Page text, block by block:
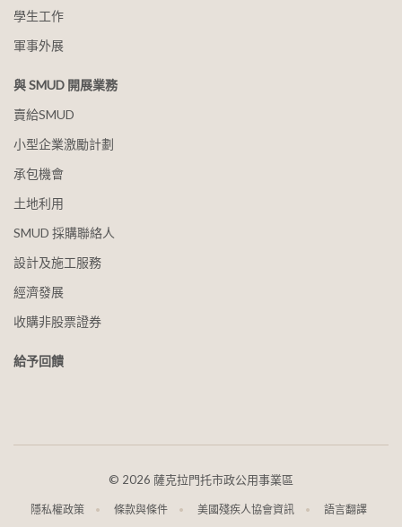
學生工作
軍事外展
與 SMUD 開展業務
賣給SMUD
小型企業激勵計劃
承包機會
土地利用
SMUD 採購聯絡人
設計及施工服務
經濟發展
收購非股票證券
給予回饋
© 2026 薩克拉門托市政公用事業區
隱私權政策 條款與條件 美國殘疾人協會資訊 語言翻譯